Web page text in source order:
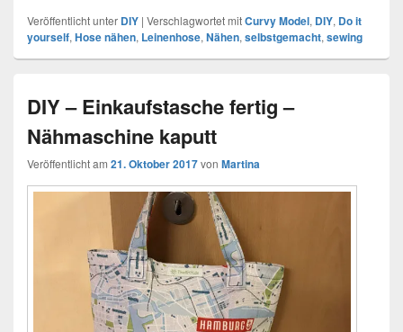
Veröffentlicht unter DIY | Verschlagwortet mitCurvy Model, DIY, Do it
yourself, Hose nähen, Leinenhose, Nähen, selbstgemacht, sewing
DIY – Einkaufstasche fertig –
Nähmaschine kaputt
Veröffentlicht am 21. Oktober 2017von Martina